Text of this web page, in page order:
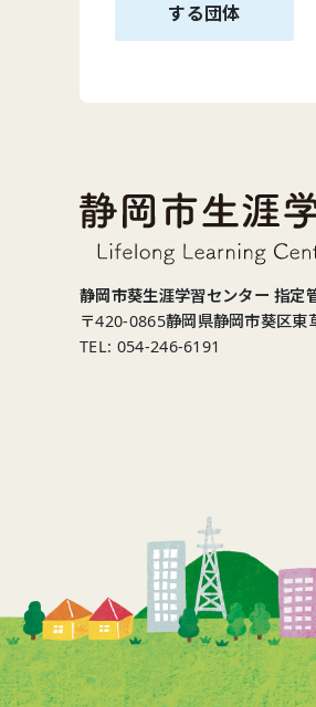
する団体
静岡市葵生涯学習センター 指定
〒420-0865静岡県静岡市葵区東
TEL: 054-246-6191